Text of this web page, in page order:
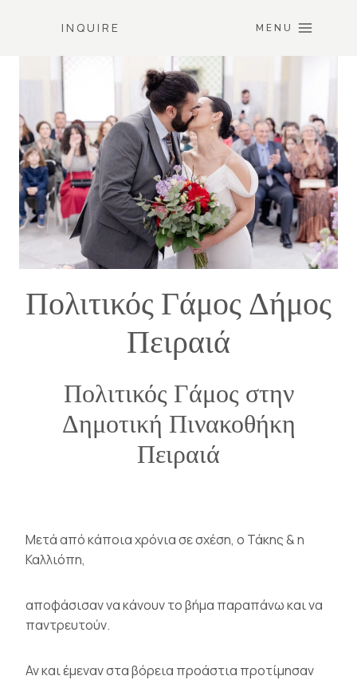
INQUIRE MENU
Πολιτικός Γάμος Δήμος
Πειραιά
Πολιτικός Γάμος στην
Δημοτική Πινακοθήκη
Πειραιά
Μετά από κάποια χρόνια σε σχέση, ο Τάκης & η
Καλλιόπη,
αποφάσισαν να κάνουν το βήμα παραπάνω και να
παντρευτούν.
Αν και έμεναν στα βόρεια προάστια προτίμησαν